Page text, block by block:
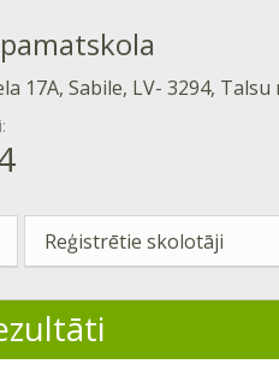
17A, Sabile, LV- 3294, Talsu
Reģistrētie skolotāji